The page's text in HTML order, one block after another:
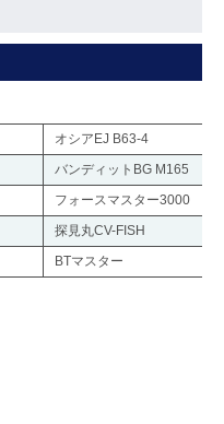
オシアEJ B63-4
バンディットBG M165
フォースマスター3000
探見丸CV-FISH
BTマスター